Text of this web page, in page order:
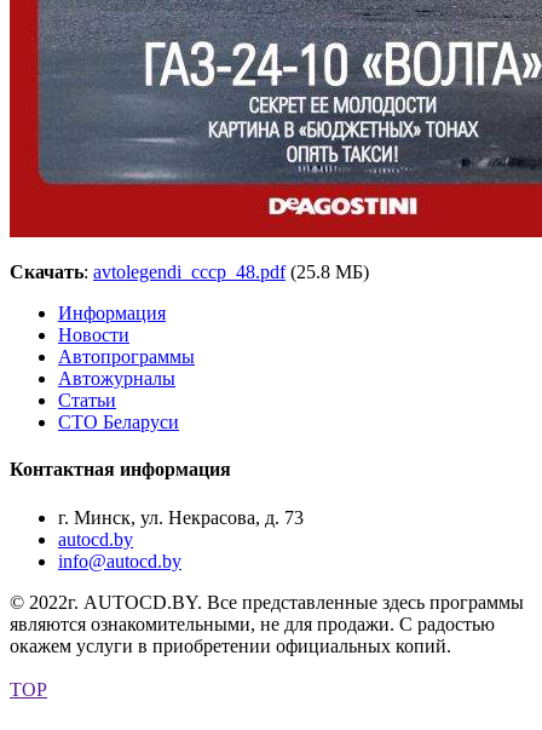
Скачать: avtolegendi_cccp_48.pdf (25.8 МБ)
Информация
Новости
Автопрограммы
Автожурналы
Статьи
СТО Беларуси
Контактная информация
г. Минск, ул. Некрасова, д. 73
autocd.by
info@autocd.by
© 2022г. AUTOCD.BY. Все представленные здесь программы
являются ознакомительными, не для продажи. С радостью
окажем услуги в приобретении официальных копий.
TOP